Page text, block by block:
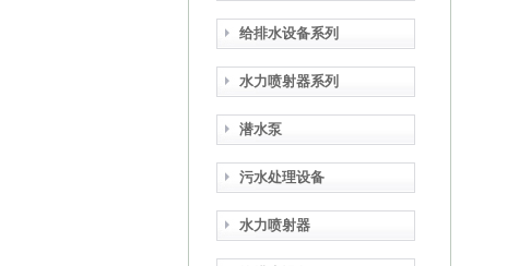
给排水设备系列
水力喷射器系列
潜水泵
污水处理设备
水力喷射器